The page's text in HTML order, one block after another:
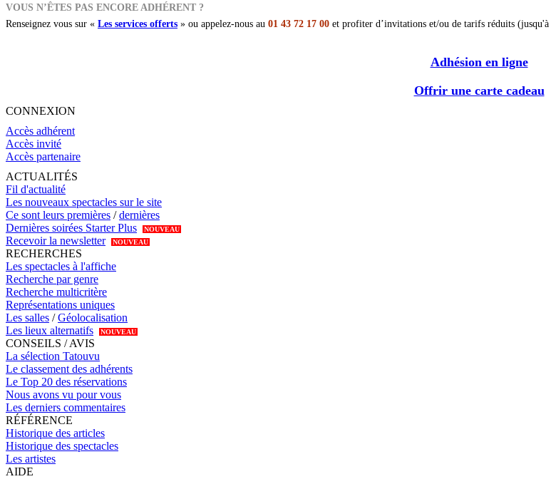
VOUS N’ÊTES PAS ENCORE ADHÉRENT ?
Renseignez vous sur « Les services offerts » ou appelez-nous au 01 43 72 17 00 et profiter d’invitations et/ou de tarifs réduits (jusqu'à
Adhésion en ligne
Offrir une carte cadeau
CONNEXION
Accès adhérent
Accès invité
Accès partenaire
ACTUALITÉS
Fil d'actualité
Les nouveaux spectacles sur le site
Ce sont leurs premières /dernières
Dernières soirées Starter Plus
NOUVEAU
Recevoir la newsletter NOUVEAU
RECHERCHES
Les spectacles à l'affiche
Recherche par genre
Recherche multicritère
Représentations uniques
Les salles /Géolocalisation
Les lieux alternatifs
NOUVEAU
CONSEILS / AVIS
La sélection Tatouvu
Le classement des adhérents
Le Top 20 des réservations
Nous avons vu pour vous
Les derniers commentaires
RÉFÉRENCE
Historique des articles
Historique des spectacles
Les artistes
AIDE